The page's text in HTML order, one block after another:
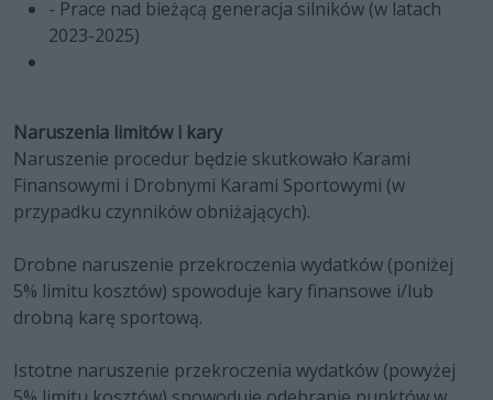
- Prace nad bieżącą generacja silników (w latach
2023-2025)
Naruszenia limitów i kary
Naruszenie procedur będzie skutkowało Karami
Finansowymi i Drobnymi Karami Sportowymi (w
przypadku czynników obniżających).
Drobne naruszenie przekroczenia wydatków (poniżej
5% limitu kosztów) spowoduje kary finansowe i/lub
drobną karę sportową.
Istotne naruszenie przekroczenia wydatków (powyżej